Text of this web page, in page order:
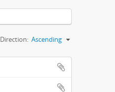
Direction: Ascending